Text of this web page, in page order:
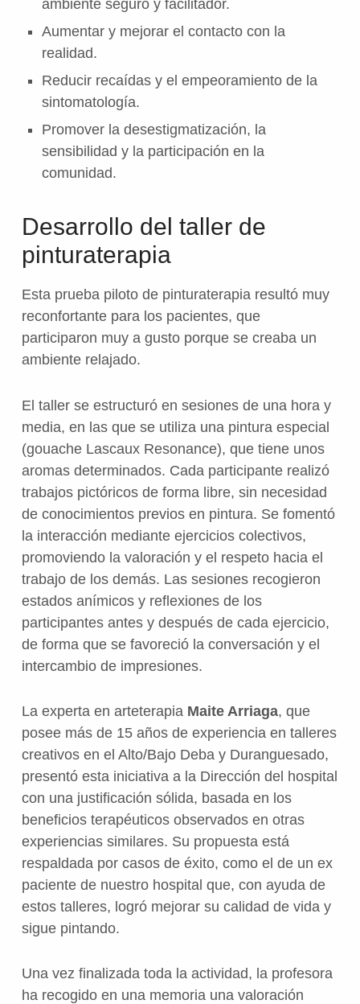
ambiente seguro y facilitador.
Aumentar y mejorar el contacto con la
realidad.
Reducir recaídas y el empeoramiento de la
sintomatología.
Promover la desestigmatización, la
sensibilidad y la participación en la
comunidad.
Desarrollo del taller de
pinturaterapia
Esta prueba piloto de pinturaterapia resultó muy
reconfortante para los pacientes, que
participaron muy a gusto porque se creaba un
ambiente relajado.
El taller se estructuró en sesiones de una hora y
media, en las que se utiliza una pintura especial
(gouache Lascaux Resonance), que tiene unos
aromas determinados. Cada participante realizó
trabajos pictóricos de forma libre, sin necesidad
de conocimientos previos en pintura. Se fomentó
la interacción mediante ejercicios colectivos,
promoviendo la valoración y el respeto hacia el
trabajo de los demás. Las sesiones recogieron
estados anímicos y reflexiones de los
participantes antes y después de cada ejercicio,
de forma que se favoreció la conversación y el
intercambio de impresiones.
La experta en arteterapia Maite Arriaga, que
posee más de 15 años de experiencia en talleres
creativos en el Alto/Bajo Deba y Duranguesado,
presentó esta iniciativa a la Dirección del hospital
con una justificación sólida, basada en los
beneficios terapéuticos observados en otras
experiencias similares. Su propuesta está
respaldada por casos de éxito, como el de un ex
paciente de nuestro hospital que, con ayuda de
estos talleres, logró mejorar su calidad de vida y
sigue pintando.
Una vez finalizada toda la actividad, la profesora
ha recogido en una memoria una valoración